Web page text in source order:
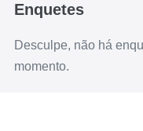
Enquetes
Desculpe, não há
momento.